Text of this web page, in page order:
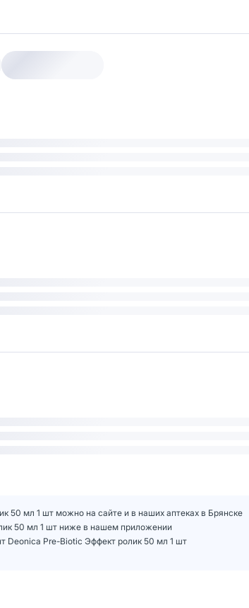
50 мл 1 шт можно на сайте и в наших аптеках в Брянске
50 мл 1 шт ниже в нашем приложении
Deonica Pre-Biotic Эффект ролик 50 мл 1 шт